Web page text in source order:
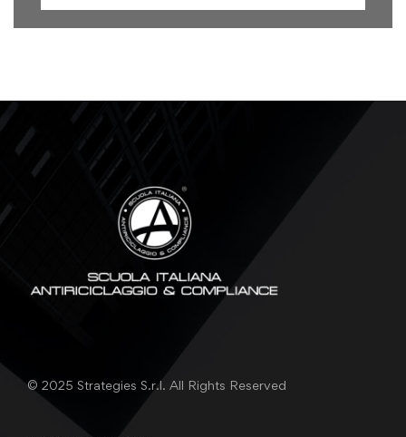
© 2025 Strategies S.r.l. All Rights Reserved